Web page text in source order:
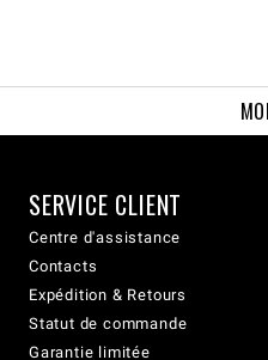
SERVICE CLIENT
Centre d'assistance
Contacts
Expédition & Retours
Statut de commande
Garantie limitée